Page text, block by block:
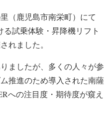
（鹿児島市南栄町）にて
試乗体験・昇降機リフト
れました。
ましたが、多くの人々が参
推進のため導入された南薩
への注目度・期待度が窺え